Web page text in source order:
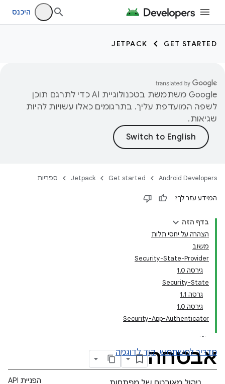
היכנס
GET STARTED
JETPACK
‫Google משתמשת בטכנולוגיית AI כדי לתרגם תוכן
לשפה המועדפת עליך. בתרגומים כאלו עשויות להיות
שגיאות.
Android Developers
Get started
Jetpack ספריות
המידע עזר לך?
בדף הזה
הצהרה על יחסי תלות
משוב
Security-State-Provider
גירסה 1.0
Security-State
גרסה 1.1
גירסה 1.0
Security-App-Authenticator
אבטחה
מדריך למשתמש קוד לדוגמה
הפניית API